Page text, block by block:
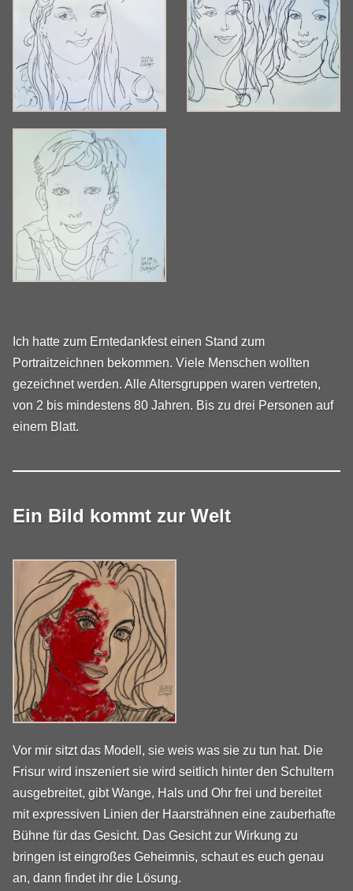
Ich hatte zum Erntedankfest einen Stand zum
Portraitzeichnen bekommen. Viele Menschen wollten
gezeichnet werden. Alle Altersgruppen waren vertreten,
von 2 bis mindestens 80 Jahren. Bis zu drei Personen auf
einem Blatt.
Ein Bild kommt zur Welt
Vor mir sitzt das Modell, sie weis was sie zu tun hat. Die
Frisur wird inszeniert sie wird seitlich hinter den Schultern
ausgebreitet, gibt Wange, Hals und Ohr frei und bereitet
mit expressiven Linien der Haarsträhnen eine zauberhafte
Bühne für das Gesicht. Das Gesicht zur Wirkung zu
bringen ist eingroßes Geheimnis, schaut es euch genau
an, dann findet ihr die Lösung.